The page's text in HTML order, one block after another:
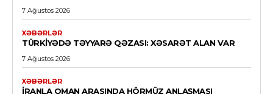
7 Ağustos 2026
XƏBƏRLƏR
TÜRKIYƏDƏ TƏYYARƏ QƏZASI: XƏSARƏT ALAN VAR
7 Ağustos 2026
XƏBƏRLƏR
İRANLA OMAN ARASINDA HÖRMÜZ ANLAŞMASI